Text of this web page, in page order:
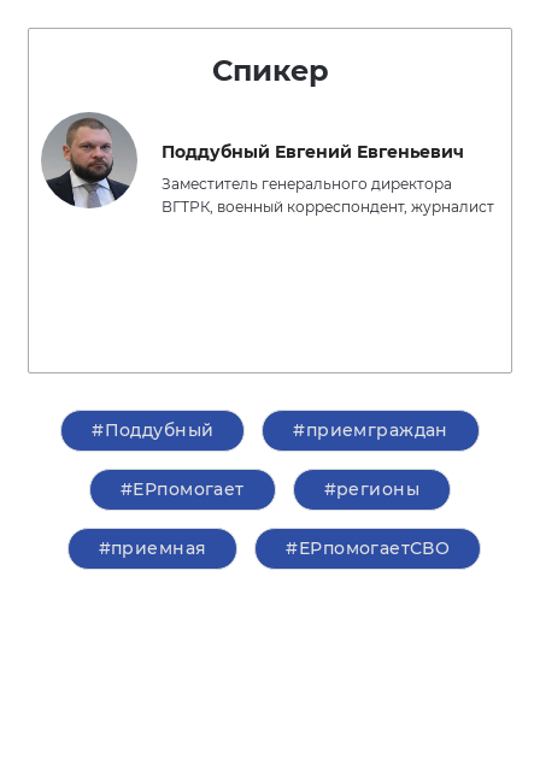
Спикер
Поддубный Евгений Евгеньевич
Заместитель генерального директора
ВГТРК, военный корреспондент, журналист
#Поддубный #приемграждан
#ЕРпомогает #регионы
#приемная #ЕРпомогаетСВО